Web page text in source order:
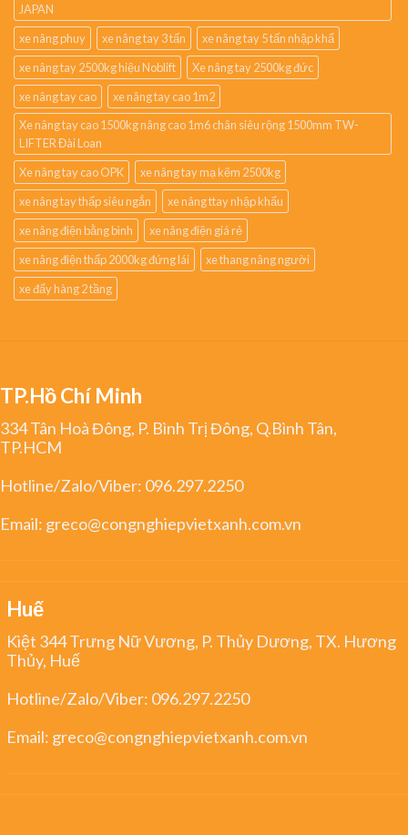
JAPAN
xe nâng phuy
xe nâng tay 3 tấn
xe nâng tay 5 tấn nhập khẩ
xe nâng tay 2500kg hiệu Noblift
Xe nâng tay 2500kg đức
xe nâng tay cao
xe nâng tay cao 1m2
Xe nâng tay cao 1500kg nâng cao 1m6 chân siêu rộng 1500mm TW-
LIFTER Đài Loan
Xe nâng tay cao OPK
xe nâng tay mạ kẽm 2500kg
xe nâng tay thấp siêu ngắn
xe nâng ttay nhập khẩu
xe nâng điện bằng bình
xe nâng điện giá rẻ
xe nâng điện thấp 2000kg đứng lái
xe thang nâng người
xe đẩy hàng 2 tầng
TP.Hồ Chí Minh
334 Tân Hoà Đông, P. Bình Trị Đông, Q.Bình Tân,
TP.HCM
Hotline/Zalo/Viber: 096.297.2250
Email: greco@congnghiepvietxanh.com.vn
Huế
Kiệt 344 Trưng Nữ Vương, P. Thủy Dương, TX. Hương
Thủy, Huế
Hotline/Zalo/Viber: 096.297.2250
Email: greco@congnghiepvietxanh.com.vn